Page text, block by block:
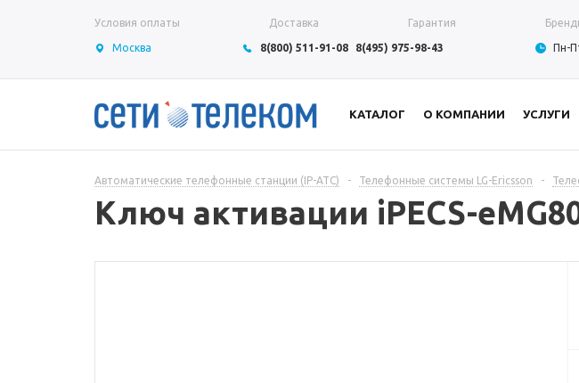
Условия оплаты Доставка Гарантия
Москва 8(800) 511-91-08 8(495) 975-98-43 Пн-
КАТАЛОГ О КОМПАНИИ УСЛУГИ
Автоматические телефонные станции (IP-АТС) - Телефонные системы LG-Ericsson -
Ключ активации iPECS-